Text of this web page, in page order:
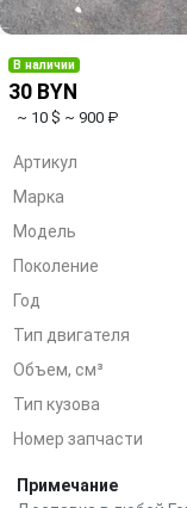
В наличии
30 BYN
~ 10 $ ~ 900 ₽
Артикул
Марка
Модель
Поколение
Год
Тип двигателя
Объем, см³
Тип кузова
Номер запчасти
Примечание